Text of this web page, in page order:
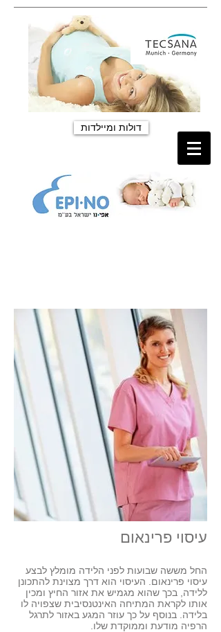
דולות ומיילדות
עיסוי פרינאום
החל מששה שבועות לפני הלידה מומלץ לבצע
עיסוי פרינאום. העיסוי הוא דרך מצוינת להתכונן
ללידה, בכך שהוא מגמיש את אזור החיץ ומכין
אותו לקראת המתיחה האינטנסיבית שצפויה לו
בלידה. בנוסף על כך עוזר המגע באזור לתרגל
הרפיה מודעת וממוקדת שלו.